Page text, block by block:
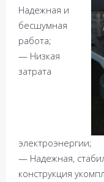
Надежная и
бесшумная
работа;
— Низкая
затрата
электроэнергии;
— Надежная,
конструкция